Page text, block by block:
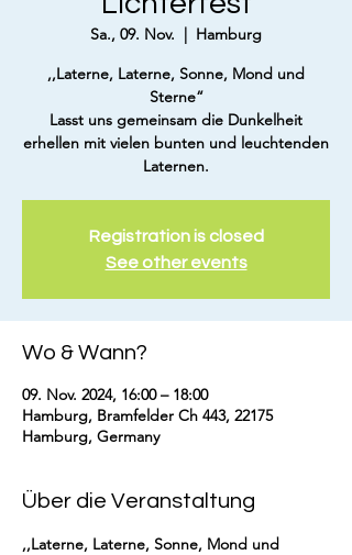
Sa., 09. Nov.
  |
Hamburg
,,Laterne, Laterne, Sonne, Mond und
Sterne“
Lasst uns gemeinsam die Dunkelheit
erhellen mit vielen bunten und leuchtenden
Laternen.
Registration is closed
See other events
Wo & Wann?
09. Nov. 2024, 16:00 – 18:00
Hamburg, Bramfelder Ch 443, 22175
Hamburg, Germany
Über die Veranstaltung
,,Laterne, Laterne, Sonne, Mond und